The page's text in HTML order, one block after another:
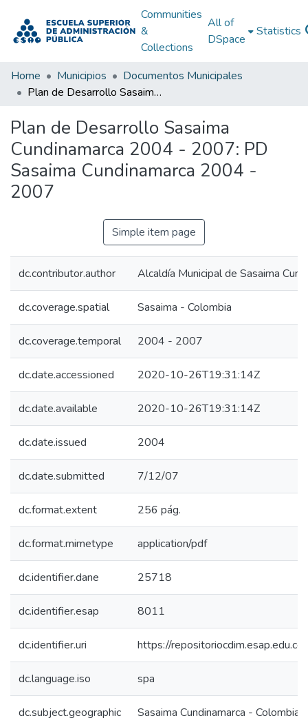
Communities
&
Collections
All of
DSpace
Statistics
Home Municipios
Documentos Municipales
Plan de Desarrollo Sasaima Cundinamarca 2004 - 2007: PD Sasaima Cundinamarca 2004 - 2007
Plan de Desarrollo Sasaima
Cundinamarca 2004 - 2007: PD
Sasaima Cundinamarca 2004 -
2007
Simple item page
dc.contributor.author Alcaldía Municipal de Sasaima
dc.coverage.spatial Sasaima - Colombia
dc.coverage.temporal 2004 - 2007
dc.date.accessioned 2020-10-26T19:31:14Z
dc.date.available 2020-10-26T19:31:14Z
dc.date.issued 2004
dc.date.submitted 7/12/07
dc.format.extent 256 pág.
dc.format.mimetype application/pdf
dc.identifier.dane 25718
dc.identifier.esap 8011
dc.identifier.uri https://
dc.language.iso spa
dc.subject.geographic Sasaima Cundinamarca - Colombia